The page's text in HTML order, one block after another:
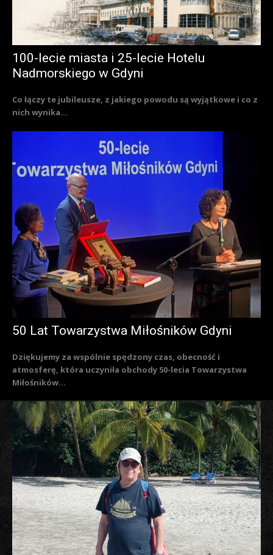
100-lecie miasta i 25-lecie Hotelu
Nadmorskiego w Gdyni
Co łączy te jubileusze, z jakiego powodu są wyjątkowe i co z
nich wynika...
50 Lat Towarzystwa Miłośników Gdyni
Dziękujemy za wspólnie spędzony czas, obecność i
atmosferę, która uczyniła obchody 50-lecia Towarzystwa
Miłośników...